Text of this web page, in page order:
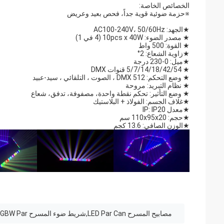
الخصائص الخاصة:
※حزمة ضوئية قوية جداً، فحص بعيد وعريض
★الجهد: AC100-240V، 50/60Hz
★ مصدر الضوء: 10pcs x 40W (4 في 1)
★ القوة: 500 واط
★زاوية الشعاع: 2°
★ميل: 0-230 درجة
★ 5/7/14/18/42/54 قنوات DMX
★ وضع التحكم: DMX 512 ، الصوت ، التلقائي ، سيد-عبيد
★ نظام التبريد: مروحة
★ وضع التأثير: تحكم نقطة واحدة، مصفوفة، تدفق، شعاع
★غلاف الجسم: الفولاذ + البلاستيك
★معدل IP: IP20
★حجم: 110x95x20 سم
★الوزن الصافي: 13.6 كجم
مصابيح المسرح LED Par Can,شريط ضوء المسرح LED,RGBW Par علبة